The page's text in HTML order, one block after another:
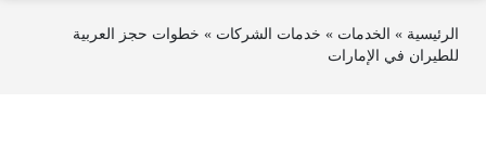
الرئيسية » الخدمات » خدمات الشركات » خطوات حجز العربية
للطيران في الإمارات